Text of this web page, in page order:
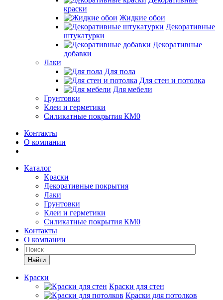
краски
Жидкие обои
Декоративные
штукатурки
Декоративные
добавки
Лаки
Для пола
Для стен и потолка
Для мебели
Грунтовки
Клеи и герметики
Силикатные покрытия КМ0
Контакты
О компании
Каталог
Краски
Декоративные покрытия
Лаки
Грунтовки
Клеи и герметики
Силикатные покрытия КМ0
Контакты
О компании
Найти
Краски
Краски для стен
Краски для потолков